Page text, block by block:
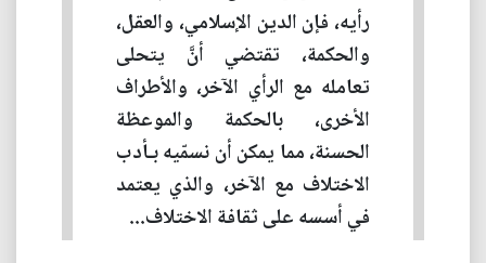
رأيه، فإن الدين الإسلامي، والعقل،
والحكمة، تقتضي أنَّ يتحلى
تعامله مع الرأي الآخر، والأطراف
الأخرى، بالحكمة والموعظة
الحسنة، مما يمكن أن نسمّيه بـأدب
الاختلاف مع الآخر، والذي يعتمد
في أسسه على ثقافة الاختلاف...